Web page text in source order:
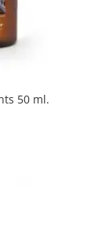
50 ml.